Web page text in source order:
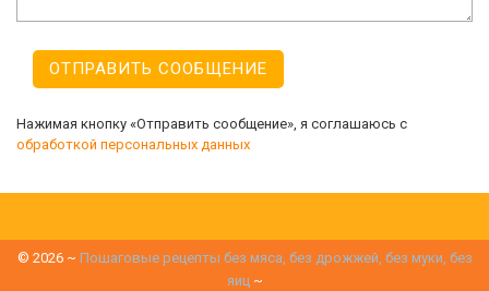
Нажимая кнопку «Отправить сообщение», я соглашаюсь с
обработкой персональных данных
© 2026~ Пошаговые рецепты без мяса, без дрожжей, без муки, без
яиц~